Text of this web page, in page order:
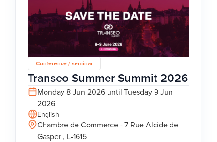
Conference / seminar
Transeo Summer Summit 2026
Monday 8 Jun 2026 until Tuesday 9 Jun
2026
English
Chambre de Commerce - 7 Rue Alcide de
Gasperi, L-1615